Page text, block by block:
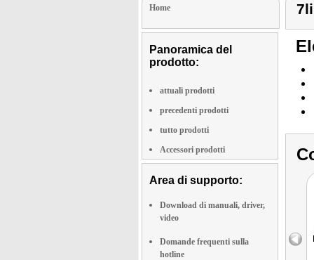
Home
Panoramica del
prodotto:
attuali prodotti
precedenti prodotti
tutto prodotti
Accessori prodotti
Area di supporto:
Download di manuali, driver,
video
Domande frequenti sulla
hotline